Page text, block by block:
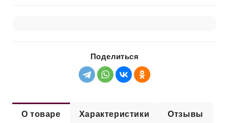
Поделиться
О товаре Характеристики Отзывы